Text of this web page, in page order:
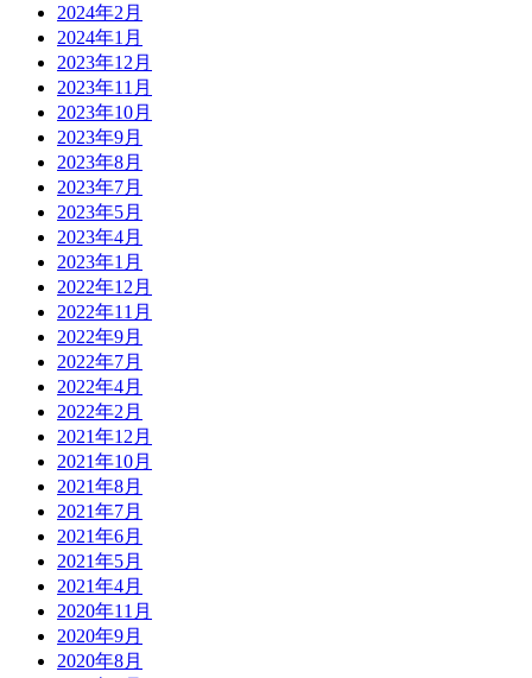
2024年2月
2024年1月
2023年12月
2023年11月
2023年10月
2023年9月
2023年8月
2023年7月
2023年5月
2023年4月
2023年1月
2022年12月
2022年11月
2022年9月
2022年7月
2022年4月
2022年2月
2021年12月
2021年10月
2021年8月
2021年7月
2021年6月
2021年5月
2021年4月
2020年11月
2020年9月
2020年8月